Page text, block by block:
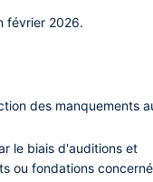
février 2026.
des manquements
le biais d'auditions et
ou fondations